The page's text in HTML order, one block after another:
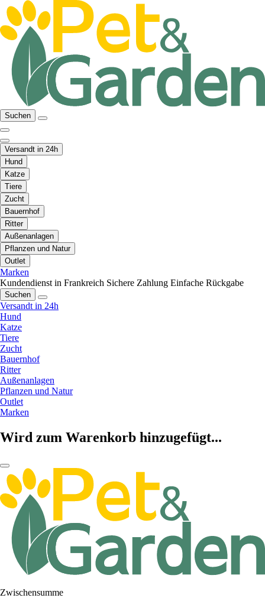
Suchen
Versandt in 24h
Hund
Katze
Tiere
Zucht
Bauernhof
Ritter
Außenanlagen
Pflanzen und Natur
Outlet
Marken
Kundendienst in Frankreich Sichere Zahlung Einfache Rückgabe
Suchen
Versandt in 24h
Hund
Katze
Tiere
Zucht
Bauernhof
Ritter
Außenanlagen
Pflanzen und Natur
Outlet
Marken
Wird zum Warenkorb hinzugefügt...
Zwischensumme